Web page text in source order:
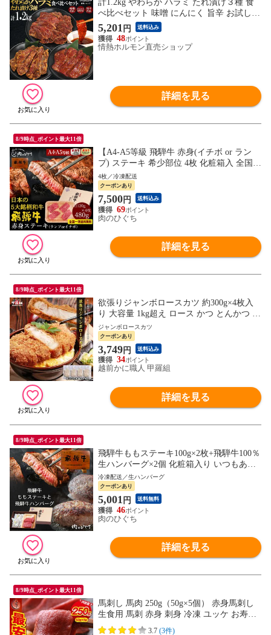
計1.2kg やわらか ハラミ たれ漬け３種 食
べ比べセット 味噌 にんにく 旨辛 お試し
焼肉 BBQ バーベキュー 肉 情熱ホルモン
情ホル 食品 にく 北海道沖縄配送は別途送
料追加
5,201 円 送料込み
48
情熱ホルモン直売ショップ
詳細を見る
8/9時点_ポイント最大11倍
【A4-A5等級 飛騨牛 赤身(イチボ or ラン
プ) ステーキ 希少部位 4枚 化粧箱入 全国一
律送料無料】【冷凍】480g(120g×4枚)) 内
祝 御礼 肉 ギフト 精肉 精肉ギフト 銘柄和
牛 黒毛和牛 ぽっきり hrp
4枚／冷凍配送
クーポンあり
7,500円 送料込み
69
肉のひぐち
詳細を見る
8/9時点_ポイント最大11倍
欲張りジャンボロースカツ 約300g×4枚入
り 大容量 1kg超え ロース かつ とんかつ か
つ丼 カツカレー カツサンド 肉の日 冷凍ト
ンカツ 惣菜 お取り寄せ おかず 国産 豚肉
グルメ 冷凍食品
ジャンボロースカツ
クーポンあり
3,749円 送料込み
34
越前かに職人 甲羅組
詳細を見る
8/9時点_ポイント最大11倍
飛騨牛ももステーキ100g×2枚+飛騨牛100％
生ハンバーグ×2個 化粧箱入り いつもあり
がとう 日頃の感謝の贈り物に
肉 ギフト 赤身 ステーキ TVで紹介されま
した プレゼント hrp
冷凍配送／生ハンバーグ
クーポンあり
5,001 円 送料無料
46
肉のひぐち
詳細を見る
8/9時点_ポイント最大11倍
馬刺し 馬肉 250g（50g×5個） 赤身馬刺し
生食用 馬刺 赤身 刺身 冷凍 ユッケ お寿司
刺身 美味しい 贈り物 冷凍食材 ギフト プ
3.7 (3件)